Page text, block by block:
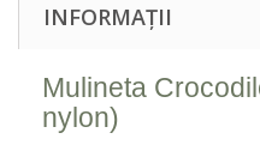
INFORMAȚII
Mulineta
nylon)